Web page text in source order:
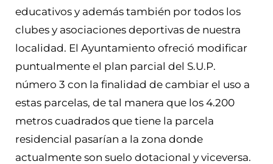
educativos y además también por todos los
clubes y asociaciones deportivas de nuestra
localidad. El Ayuntamiento ofreció modificar
puntualmente el plan parcial del S.U.P.
número 3 con la finalidad de cambiar el uso a
estas parcelas, de tal manera que los 4.200
metros cuadrados que tiene la parcela
residencial pasarían a la zona donde
actualmente son suelo dotacional y viceversa.